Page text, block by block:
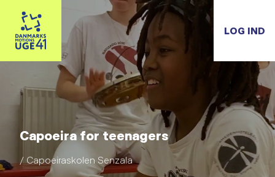
LOG IND
Capoeira for teenagers
/ Capoeiraskolen Senzala